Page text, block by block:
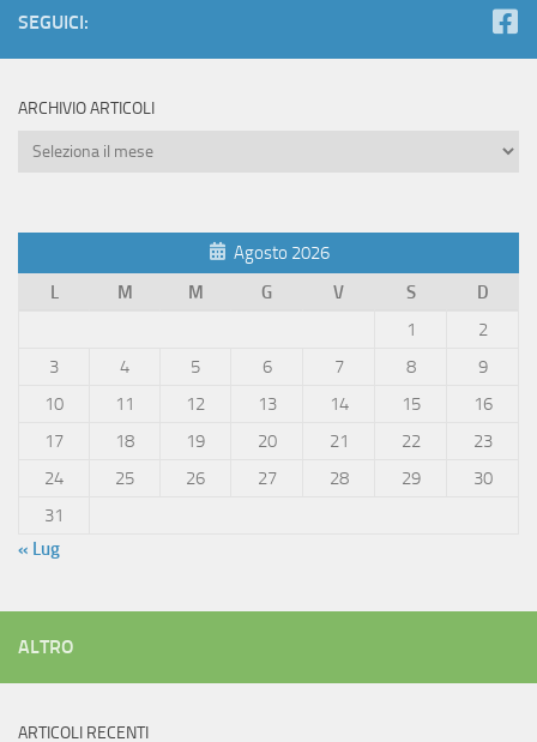
SEGUICI:
ARCHIVIO ARTICOLI
Archivio
Agosto 2026
L
M M G V S
D
1
2
3
4 5 6 7 8
9
10
11 12 13 14 15
16
17
18 19 20 21 22
23
24
25 26 27 28 29
30
31
« Lug
ALTRO
ARTICOLI RECENTI